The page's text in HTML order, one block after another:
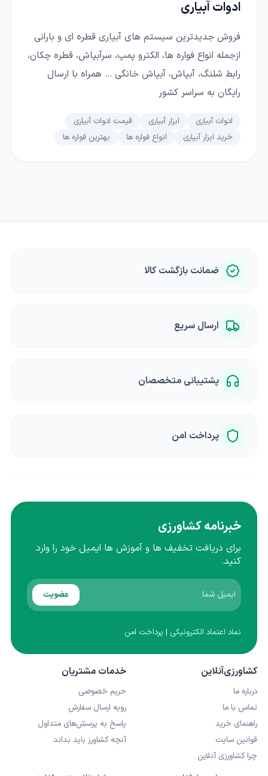
ادوات آبیاری
فروش جدیدترین سیستم های آبیاری قطره ای و بارانی
ازجمله انواع فواره ها، الکترو پمپ، سرآبپاش، قطره چکان،
رابط شلنگ، آبپاش، آبپاش خانگی ... همراه با ارسال
رایگان به سراسر کشور
ادوات آبیاری ابزار آبیاری
قیمت ادوات آبیاری
خرید ابزار آبیاری
انواع فواره ها بهترین فواره ها
ضمانت بازگشت کالا
ارسال سریع
پشتیبانی متخصصان
پرداخت امن
خبرنامه کشاورزی
برای دریافت تخفیف ها و آموزش ها ایمیل خود را وارد
کنید.
عضویت
نماد اعتماد الکترونیکی | پرداخت امن
کشاورزی‌آنلاین
درباره ما
تماس با ما
راهنمای خرید
قوانین سایت
چرا کشاورزی آنلاین
خدمات مشتریان
حریم خصوصی
رویه ارسال سفارش
پاسخ به پرسش‌های متداول
آنچه کشاورز باید بداند